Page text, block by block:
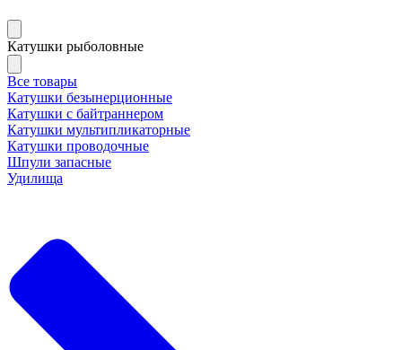
Катушки рыболовные
Все товары
Катушки безынерционные
Катушки с байтраннером
Катушки мультипликаторные
Катушки проводочные
Шпули запасные
Удилища